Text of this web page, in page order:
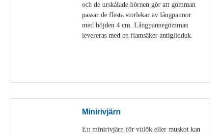
och de urskålade hörnen gör att gömman
passar de flesta storlekar av långpannor
med höjden 4 cm. Långpannegömman
levereras med en flamsäker antiglidduk.
Minirivjärn
Ett minirivjärn för vitlök eller muskot kan